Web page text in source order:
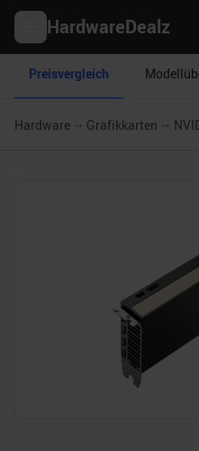
HardwareDealz
Preisvergleich
Hardware Grafikkarten